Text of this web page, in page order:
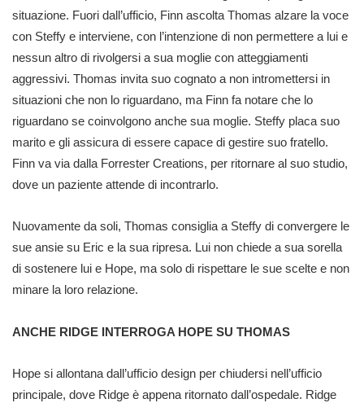
situazione. Fuori dall’ufficio, Finn ascolta Thomas alzare la voce
con Steffy e interviene, con l’intenzione di non permettere a lui e
nessun altro di rivolgersi a sua moglie con atteggiamenti
aggressivi. Thomas invita suo cognato a non intromettersi in
situazioni che non lo riguardano, ma Finn fa notare che lo
riguardano se coinvolgono anche sua moglie. Steffy placa suo
marito e gli assicura di essere capace di gestire suo fratello.
Finn va via dalla Forrester Creations, per ritornare al suo studio,
dove un paziente attende di incontrarlo.
Nuovamente da soli, Thomas consiglia a Steffy di convergere le
sue ansie su Eric e la sua ripresa. Lui non chiede a sua sorella
di sostenere lui e Hope, ma solo di rispettare le sue scelte e non
minare la loro relazione.
ANCHE RIDGE INTERROGA HOPE SU THOMAS
Hope si allontana dall’ufficio design per chiudersi nell’ufficio
principale, dove Ridge è appena ritornato dall’ospedale. Ridge